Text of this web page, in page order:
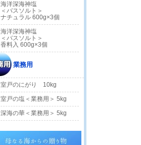
海洋深海神塩
＜バスソルト＞
ナチュラル 600g×3個
海洋深海神塩
＜バスソルト＞
香料入 600g×3個
業務用
室戸のにがり 10kg
室戸の塩＜業務用＞ 5kg
深海の華＜業務用＞ 5kg